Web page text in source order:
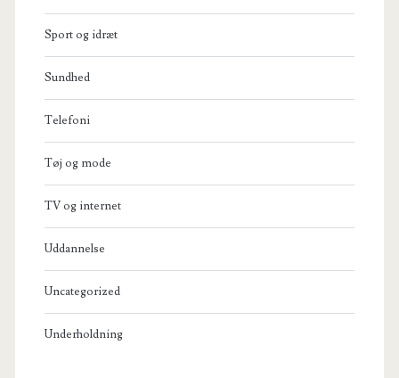
Sport og idræt
Sundhed
Telefoni
Tøj og mode
TV og internet
Uddannelse
Uncategorized
Underholdning